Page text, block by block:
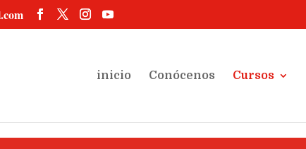
inicio Conócenos Cursos